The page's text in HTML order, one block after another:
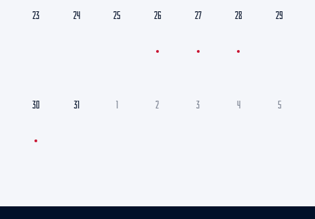
23 24 25 26 27 28 29
30 31 1 2 3 4 5